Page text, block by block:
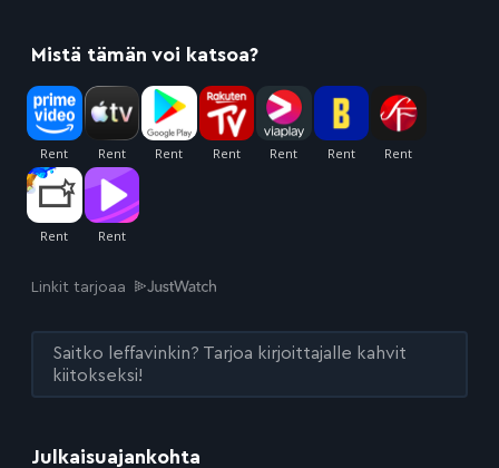
Julkaisuajankohta
Mistä tämän voi katsoa?
Linkit tarjoaa
Saitko leffavinkin? Tarjoa kirjoittajalle kahvit
kiitokseksi!